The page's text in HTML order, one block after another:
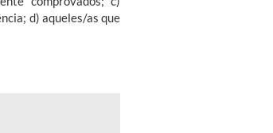
d) aqueles/as que